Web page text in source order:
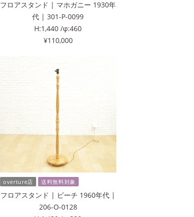
フロアスタンド | マホガニー 1930年
代 | 301-P-0099
H:1,440 /φ:460
¥110,000
overture店 送料無料対象
フロアスタンド | ビーチ 1960年代 |
206-O-0128